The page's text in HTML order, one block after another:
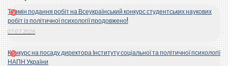
Термін подання робіт на Всеукраїнський конкурс студентських наукових
робіт із політичної психології продовжено!
07.07.2026
Конкурс на посаду директора Інституту соціальної та політичної психології
НАПН України